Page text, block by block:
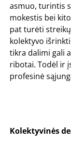
asmuo, turintis
mokestis bei
pat turėti
kolektyvo
tikra dalimi gali
ribotai. Todėl ir
profesinė
Kolektyvinės